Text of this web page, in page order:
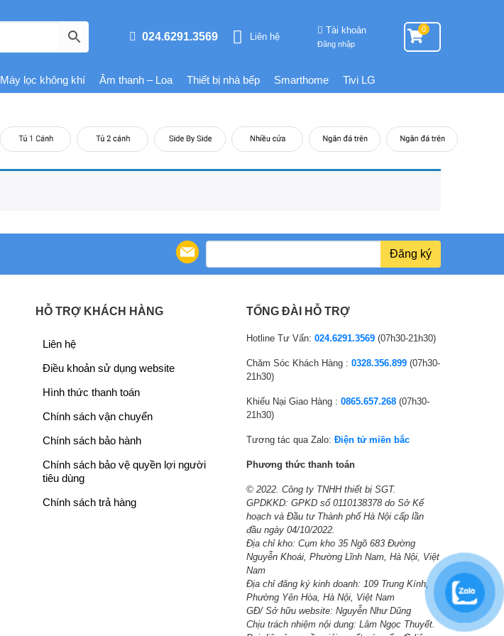
024.6291.3569 Liên hệ
Tài khoản
Đăng nhập
0
Máy lọc không khí Âm thanh – Loa Thiết bị nhà bếp Smarthome Tivi LG
Đăng ký
HỖ TRỢ KHÁCH HÀNG
Liên hệ
Điều khoản sử dụng website
Hình thức thanh toán
Chính sách vận chuyển
Chính sách bảo hành
Chính sách bảo vệ quyền lợi người
tiêu dùng
Chính sách trả hàng
TỔNG ĐÀI HỖ TRỢ
Hotline Tư Vấn:024.6291.3569 (07h30-21h30)
Chăm Sóc Khách Hàng :0328.356.899 (07h30-
21h30)
Khiếu Nại Giao Hàng :0865.657.268 (07h30-
21h30)
Tương tác qua Zalo:Điện tử miền bắc
Phương thức thanh toán
© 2022. Công ty TNHH thiết bị SGT.
GPDKKD: GPKD số 0110138378 do Sở Kế
hoạch và Đầu tư Thành phố Hà Nội cấp lần
đầu ngày 04/10/2022.
Địa chỉ kho: Cụm kho 35 Ngõ 683 Đường
Nguyễn Khoái, Phường Lĩnh Nam, Hà Nội, Việt
Nam
Địa chỉ đăng ký kinh doanh: 109 Trung Kính,
Phường Yên Hòa, Hà Nội, Việt Nam
GĐ/ Sở hữu website: Nguyễn Như Dũng
Chịu trách nhiệm nội dung: Lâm Ngọc Thuyết.